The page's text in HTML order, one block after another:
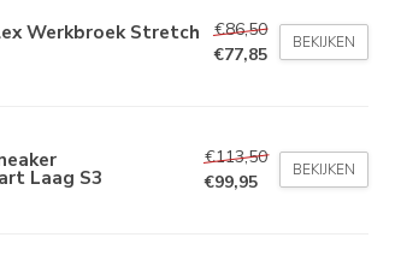
Werkbroek Stretch
€86,50
€77,85
BEKIJKEN
Laag S3
€113,50
€99,95
BEKIJKEN